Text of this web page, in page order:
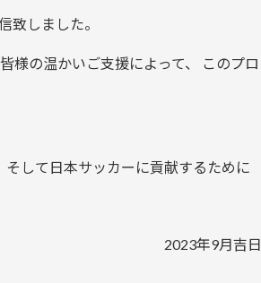
致しました。
様の温かいご支援によって、 このプロ
して日本サッカーに貢献するために
2023年9月吉日